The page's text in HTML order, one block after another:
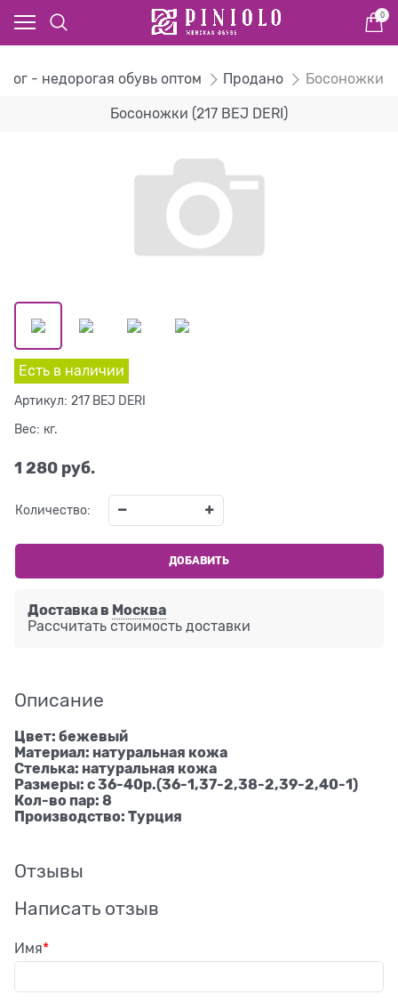
0
- недорогая обувь оптом Продано Босоножки
Босоножки (217 BEJ DERI)
Есть в наличии
Артикул: 217 BEJ DERI
Вес: кг.
1 280 руб.
Количество:
ДОБАВИТЬ
Доставка в Москва
Рассчитать стоимость доставки
Описание
Цвет: бежевый
Материал: натуральная кожа
Стелька: натуральная кожа
Размеры: с 36-40р.(36-1,37-2,38-2,39-2,40-1)
Кол-во пар: 8
Производство: Турция
Отзывы
Написать отзыв
Имя